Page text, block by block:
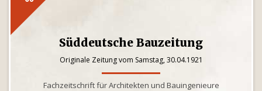
Süddeutsche Bauzeitung
Originale Zeitung vom Samstag, 30.04.1921
Fachzeitschrift für Architekten und Bauingenieure